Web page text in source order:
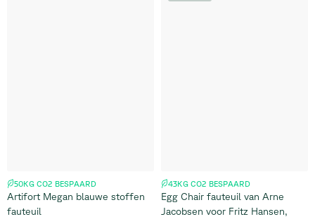
50KG CO2 BESPAARD
Artifort Megan blauwe stoffen
fauteuil
43KG CO2 BESPAARD
Egg Chair fauteuil van Arne
Jacobsen voor Fritz Hansen,